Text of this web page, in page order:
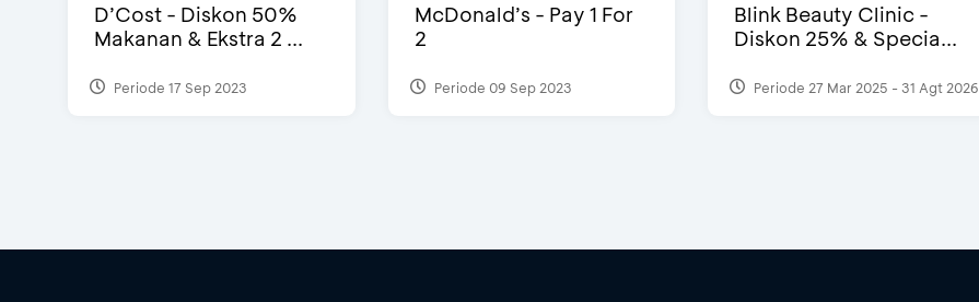
D’Cost - Diskon 50%
Makanan & Ekstra 2 ...
Periode 17 Sep 2023
McDonald’s - Pay 1 For
2
Periode 09 Sep 2023
Blink Beauty Clinic -
Diskon 25% & Specia...
Periode 27 Mar 2025 - 31 Agt 2026